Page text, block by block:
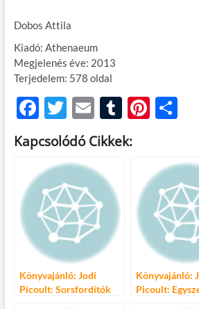
Dobos Attila
Kiadó: Athenaeum
Megjelenés éve: 2013
Terjedelem: 578 oldal
F
ac
e
b
o
o
k
T
w
itt
er
E
m
ail
T
u
m
Pi
es
O
m
e
g
Kapcsolódó Cikkek:
Könyvajánló: Jodi
Picoult: Sorsfordítók
Könyvajánló:
Picoult: